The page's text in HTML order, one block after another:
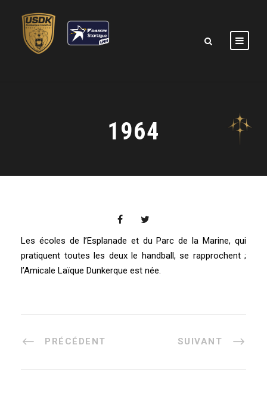
1964
Les écoles de l’Esplanade et du Parc de la Marine, qui
pratiquent toutes les deux le handball, se rapprochent ;
l’Amicale Laïque Dunkerque est née.
PRÉCÉDENT SUIVANT